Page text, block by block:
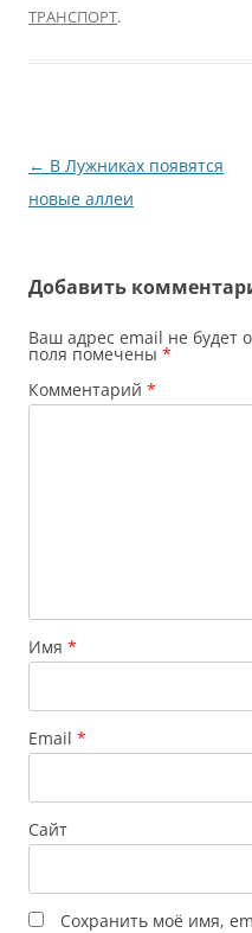
ТРАНСПОРТ.
Навигация
по
← В Лужниках появятся
новые аллеи
Добавить
Ваш адрес email не будет
поля помечены *
Комментарий *
Имя *
Email *
Сайт
Сохранить моё имя,